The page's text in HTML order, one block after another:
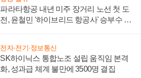
파라타항공 내년 미주 장거리 노선 첫 도
전, 윤철민 '하이브리드 항공사' 승부수 통
전자·전기·정보통신
SK하이닉스 통합노조 설립 움직임 본격
화, 성과급 체계 불만에 3500명 결집